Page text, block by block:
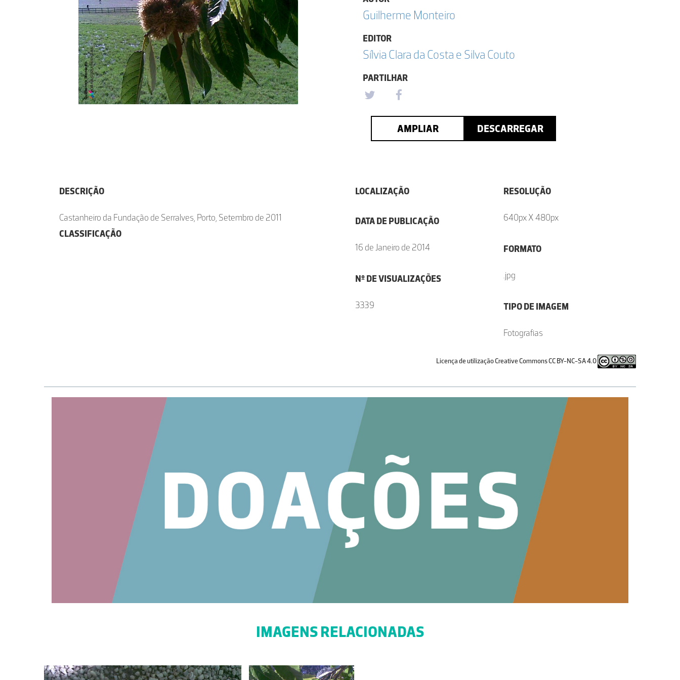
Guilherme Monteiro
EDITOR
Sílvia Clara da Costa e Silva Couto
PARTILHAR
AMPLIAR DESCARREGAR
DESCRIÇÃO
Castanheiro da Fundação de Serralves, Porto, Setembro de 2011
CLASSIFICAÇÃO
LOCALIZAÇÃO
DATA DE PUBLICAÇÃO
16 de Janeiro de 2014
Nº DE VISUALIZAÇÕES
3339
RESOLUÇÃO
640px X 480px
FORMATO
.jpg
TIPO DE IMAGEM
Fotografias
Licença de utilização Creative Commons CC BY-NC-SA 4.0
IMAGENS RELACIONADAS